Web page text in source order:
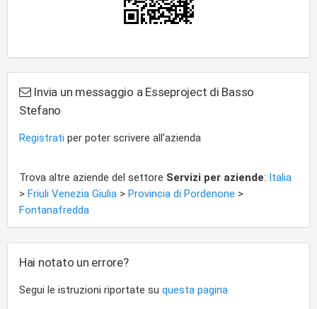
Invia un messaggio a Esseproject di Basso
Stefano
Registrati per poter scrivere all'azienda
Trova altre aziende del settore Servizi per aziende: Italia
> Friuli Venezia Giulia > Provincia di Pordenone >
Fontanafredda
Hai notato un errore?
Segui le istruzioni riportate su questa pagina